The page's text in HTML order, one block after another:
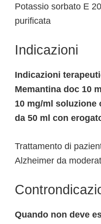
Potassio sorbato E
purificata
Indicazioni
Indicazioni
Memantina doc 10
10 mg/ml soluzione
da 50 ml con
Trattamento di
Alzheimer da
Quando non deve